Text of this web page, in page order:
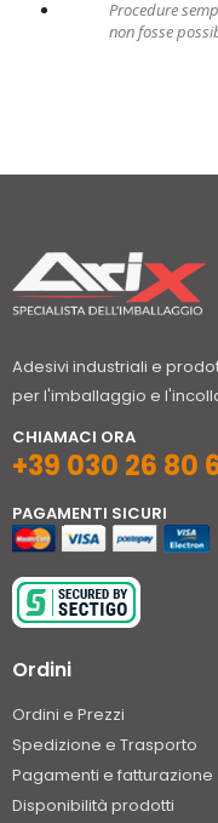
Procedure
non fosse
Adesivi industriali e
per l'imballaggio e
CHIAMACI ORA
+39 030 26 80
PAGAMENTI SICURI
Ordini
Ordini e Prezzi
Spedizione e Trasporto
Pagamenti e fatturazione
Disponibilità prodotti